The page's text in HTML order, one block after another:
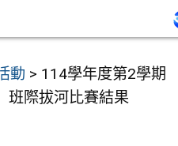
動 > 114學年度第2學期
班際拔河比賽結果